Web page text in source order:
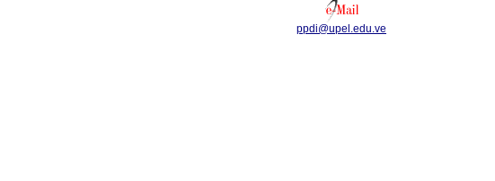
ppdi@upel.edu.ve